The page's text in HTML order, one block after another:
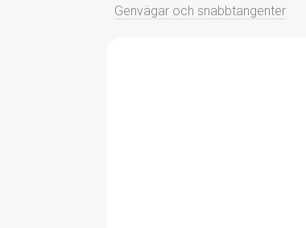
Genvägar och snabbtangenter